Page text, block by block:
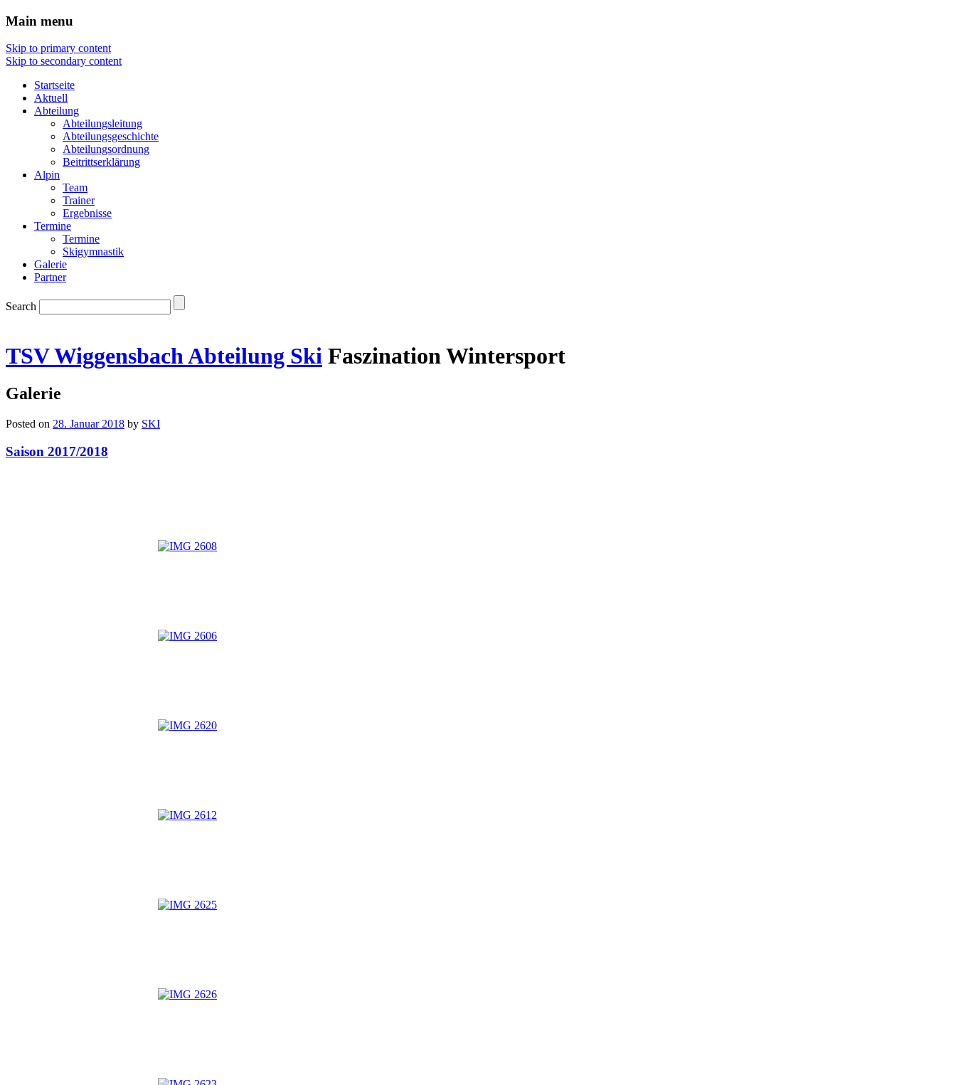
Main menu
Skip to primary content
Skip to secondary content
Startseite
Aktuell
Abteilung
Abteilungsleitung
Abteilungsgeschichte
Abteilungsordnung
Beitrittserklärung
Alpin
Team
Trainer
Ergebnisse
Termine
Termine
Skigymnastik
Galerie
Partner
Search
TSV Wiggensbach Abteilung Ski Faszination Wintersport
Galerie
Posted on 28. Januar 2018 by SKI
Saison 2017/2018